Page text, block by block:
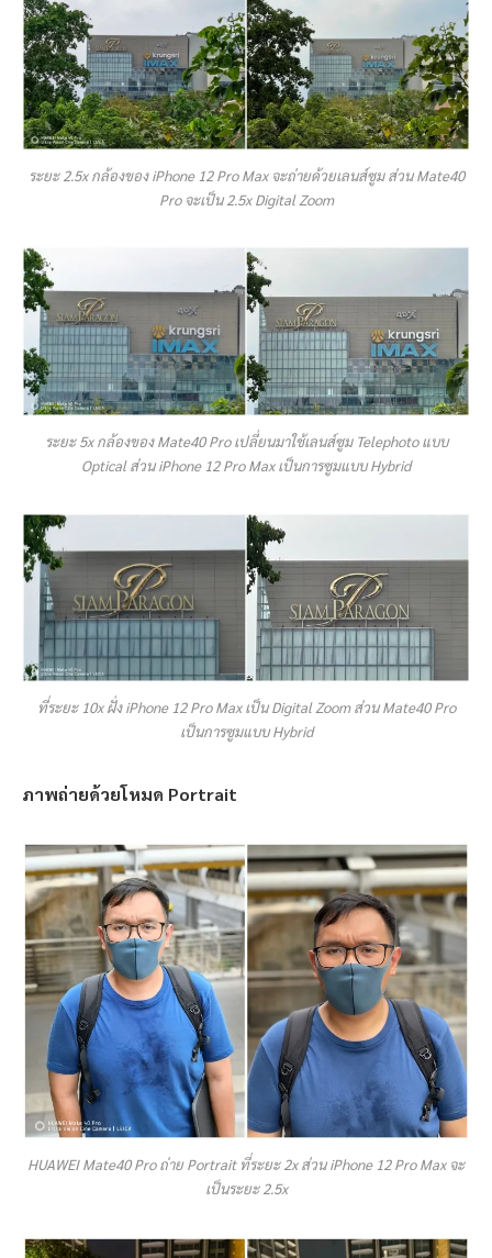
ระยะ 2.5x กล้องของ iPhone 12 Pro Max จะถ่ายด้วยเลนส์ซูม ส่วน Mate40
Pro จะเป็น 2.5x Digital Zoom
ระยะ 5x กล้องของ Mate40 Pro เปลี่ยนมาใช้เลนส์ซูม Telephoto แบบ
Optical ส่วน iPhone 12 Pro Max เป็นการซูมแบบ Hybrid
ที่ระยะ 10x ฝั่ง iPhone 12 Pro Max เป็น Digital Zoom ส่วน Mate40 Pro
เป็นการซูมแบบ Hybrid
ภาพถ่ายด้วยโหมด Portrait
HUAWEI Mate40 Pro ถ่าย Portrait ที่ระยะ 2x ส่วน iPhone 12 Pro Max จะ
เป็นระยะ 2.5x